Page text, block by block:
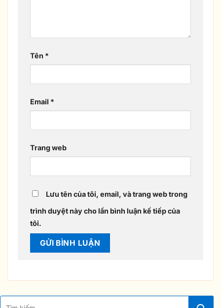
Tên *
Email *
Trang web
Lưu tên của tôi, email, và trang web trong
trình duyệt này cho lần bình luận kế tiếp của
tôi.